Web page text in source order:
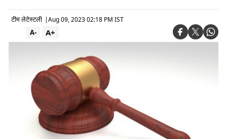
टीम लेटेस्टली |Aug 09, 2023 02:18 PM IST
A+
A-